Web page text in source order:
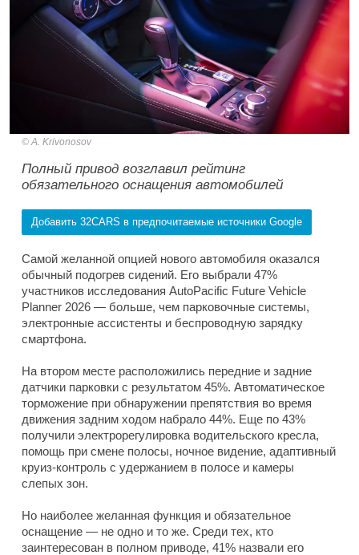
A. Krivonosov
Полный привод возглавил рейтинг
обязательного оснащения автомобилей
Добавить 32CARS в предпочитаемые источники Google
Самой желанной опцией нового автомобиля оказался
обычный подогрев сидений. Его выбрали 47%
участников исследования AutoPacific Future Vehicle
Planner 2026 — больше, чем парковочные системы,
электронные ассистенты и беспроводную зарядку
смартфона.
На втором месте расположились передние и задние
датчики парковки с результатом 45%. Автоматическое
торможение при обнаружении препятствия во время
движения задним ходом набрало 44%. Еще по 43%
получили электрорегулировка водительского кресла,
помощь при смене полосы, ночное видение, адаптивный
круиз-контроль с удержанием в полосе и камеры
слепых зон.
Но наиболее желанная функция и обязательное
оснащение — не одно и то же. Среди тех, кто
заинтересован в полном приводе, 41% назвали его